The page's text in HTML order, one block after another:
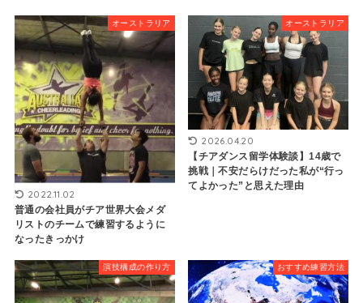
オーストラリア
2022.11.02
普通の会社員がチア世界大会メダ
リストのチームで練習するように
なったきっかけ
オーストラリア
2026.04.20
【チアダンス留学体験談】14歳で
挑戦｜不安だらけだった私が“行っ
てよかった”と思えた理由
演技構成の作り方 おすすめ練習方法